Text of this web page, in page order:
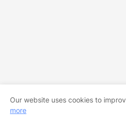
Our website uses cookies to
more